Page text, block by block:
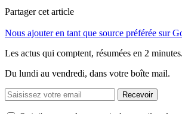
Partager cet article
Nous ajouter en tant que source préférée sur
Les actus qui comptent, résumées en 2 minutes.
Du lundi au vendredi, dans votre boîte mail.
Recevoir